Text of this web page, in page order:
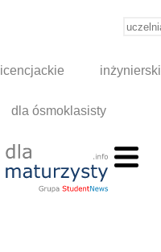
licencjackie
dla ósmoklasisty